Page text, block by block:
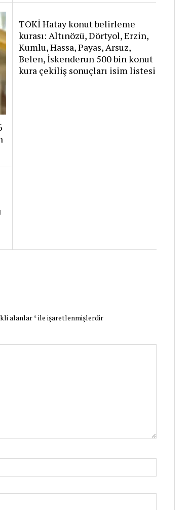
TOKİ Hatay konut belirleme
kurası: Altınözü, Dörtyol, Erzin,
Kumlu, Hassa, Payas, Arsuz,
Belen, İskenderun 500 bin konut
kura çekiliş sonuçları isim listesi
alanlar*ile işaretlenmişlerdir